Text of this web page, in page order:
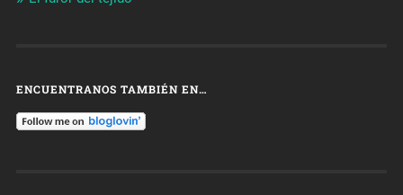
ENCUENTRANOS TAMBIÉN EN…